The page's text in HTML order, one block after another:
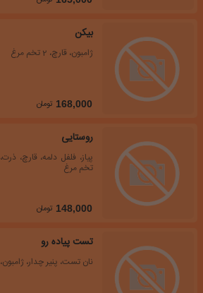
بیکن
ژامبون، قارچ، 2 تخم مرغ
168,000 تومان
روستایی
تخم مرغ
148,000 تومان
تست پیاده رو
نان تست، پنیر چدار، ژامبون، 2 تخم مرغ